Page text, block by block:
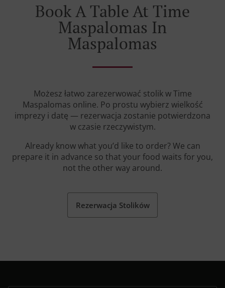
Book A Table At Time
Maspalomas In
Maspalomas
Możesz łatwo zarezerwować stolik w Time
Maspalomas online. Po prostu wybierz wielkość
imprezy i datę — rezerwacja zostanie potwierdzona
w czasie rzeczywistym.
Already know what you’d like to order? We can
prepare it in advance so that your food waits for you,
not the other way around.
Rezerwacja Stolików